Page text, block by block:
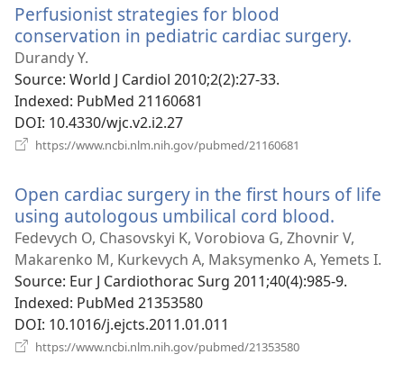
Perfusionist strategies for blood
conservation in pediatric cardiac surgery.
Durandy Y.
Source‎: World J Cardiol 2010;2(2):27-33.
Indexed‎: PubMed 21160681
DOI‎: 10.4330/wjc.v2.i2.27
https://www.ncbi.nlm.nih.gov/pubmed/21160681
вікні)
Open cardiac surgery in the first hours of life
using autologous umbilical cord blood.
у
новому
вікні)
Fedevych O, Chasovskyi K, Vorobiova G, Zhovnir V,
Makarenko M, Kurkevych A, Maksymenko A, Yemets I.
Source‎: Eur J Cardiothorac Surg 2011;40(4):985-9.
Indexed‎: PubMed 21353580
DOI‎: 10.1016/j.ejcts.2011.01.011
https://www.ncbi.nlm.nih.gov/pubmed/21353580